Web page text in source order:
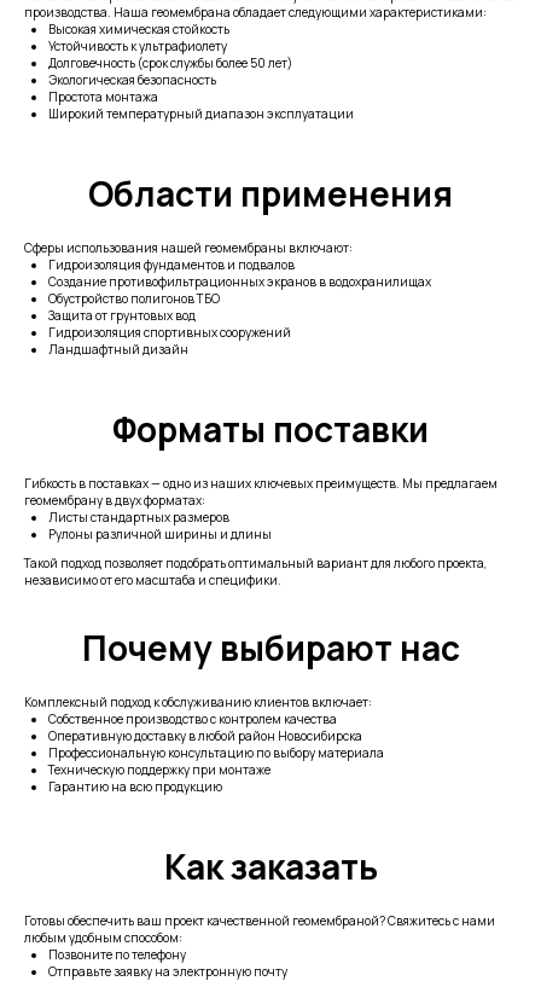
производства. Наша геомембрана обладает следующими характеристиками:
Высокая химическая стойкость
Устойчивость к ультрафиолету
Долговечность (срок службы более 50 лет)
Экологическая безопасность
Простота монтажа
Широкий температурный диапазон эксплуатации
Области применения
Сферы использования нашей геомембраны включают:
Гидроизоляция фундаментов и подвалов
Создание противофильтрационных экранов в водохранилищах
Обустройство полигонов ТБО
Защита от грунтовых вод
Гидроизоляция спортивных сооружений
Ландшафтный дизайн
Форматы поставки
Гибкость в поставках — одно из наших ключевых преимуществ. Мы предлагаем
геомембрану в двух форматах:
Листы стандартных размеров
Рулоны различной ширины и длины
Такой подход позволяет подобрать оптимальный вариант для любого проекта,
независимо от его масштаба и специфики.
Почему выбирают нас
Комплексный подход к обслуживанию клиентов включает:
Собственное производство с контролем качества
Оперативную доставку в любой район Новосибирска
Профессиональную консультацию по выбору материала
Техническую поддержку при монтаже
Гарантию на всю продукцию
Как заказать
Готовы обеспечить ваш проект качественной геомембраной? Свяжитесь с нами
любым удобным способом:
Позвоните по телефону
Отправьте заявку на электронную почту